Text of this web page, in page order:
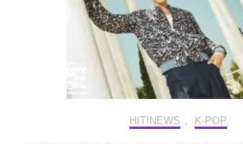
HIT!NEWS , K-POP